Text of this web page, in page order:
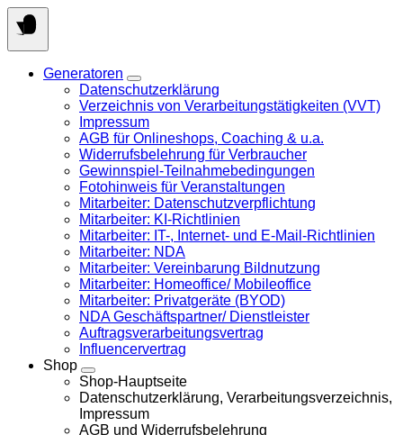
Springen
Sie
zum
Generatoren
Datenschutzerklärung
Verzeichnis von Verarbeitungstätigkeiten (VVT)
Impressum
AGB für Onlineshops, Coaching & u.a.
Widerrufsbelehrung für Verbraucher
Gewinnspiel-Teilnahmebedingungen
Fotohinweis für Veranstaltungen
Mitarbeiter: Datenschutzverpflichtung
Mitarbeiter: KI-Richtlinien
Mitarbeiter: IT-, Internet- und E-Mail-Richtlinien
Mitarbeiter: NDA
Mitarbeiter: Vereinbarung Bildnutzung
Mitarbeiter: Homeoffice/ Mobileoffice
Mitarbeiter: Privatgeräte (BYOD)
NDA Geschäftspartner/ Dienstleister
Auftragsverarbeitungsvertrag
Influencervertrag
Shop
Shop-Hauptseite
Datenschutzerklärung, Verarbeitungsverzeichnis,
Impressum
AGB und Widerrufsbelehrung